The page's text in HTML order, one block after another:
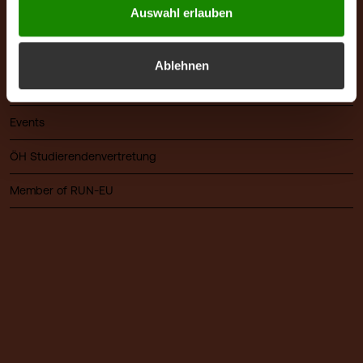
Auswahl erlauben
Ablehnen
Mensa & Café Campus
Alumni
Events
ÖH Studierendenvertretung
Member of RUN-EU